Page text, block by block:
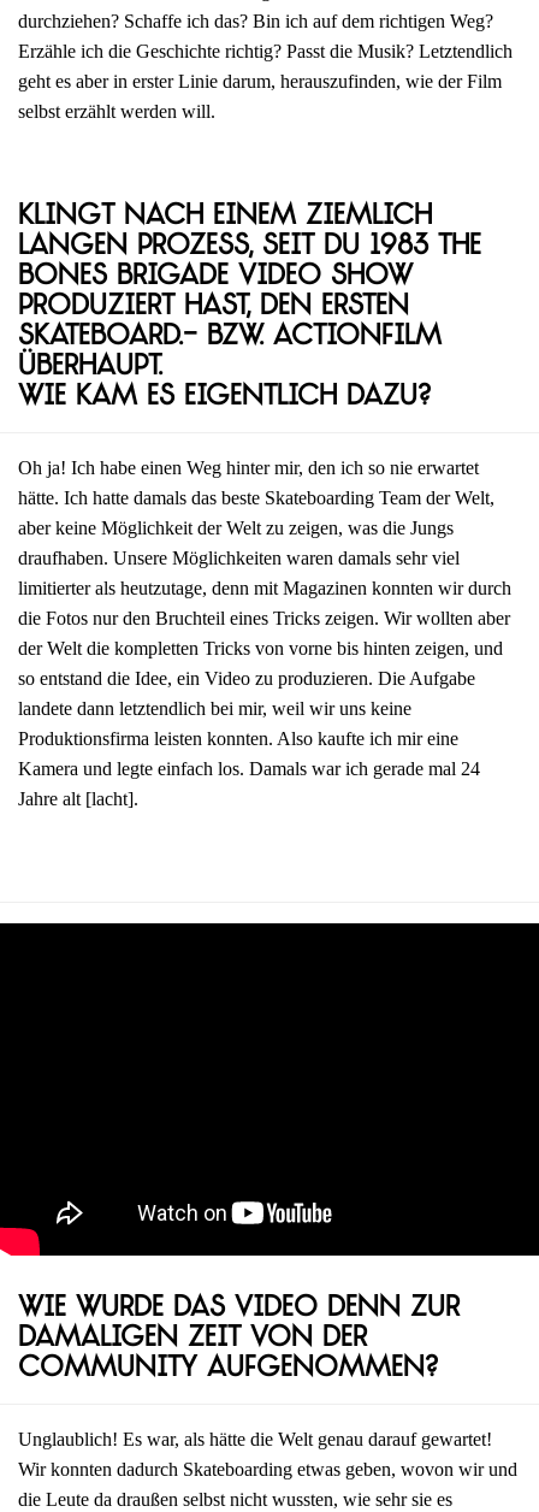
durchziehen? Schaffe ich das? Bin ich auf dem richtigen Weg?
Erzähle ich die Geschichte richtig? Passt die Musik? Letztendlich
geht es aber in erster Linie darum, herauszufinden, wie der Film
selbst erzählt werden will.
Klingt nach einem ziemlich
langen Prozess, seit du 1983 The
Bones Brigade Video Show
produziert hast, den ersten
Skateboard.- bzw. Actionfilm
überhaupt.
Wie kam es eigentlich dazu?
Oh ja! Ich habe einen Weg hinter mir, den ich so nie erwartet
hätte. Ich hatte damals das beste Skateboarding Team der Welt,
aber keine Möglichkeit der Welt zu zeigen, was die Jungs
draufhaben. Unsere Möglichkeiten waren damals sehr viel
limitierter als heutzutage, denn mit Magazinen konnten wir durch
die Fotos nur den Bruchteil eines Tricks zeigen. Wir wollten aber
der Welt die kompletten Tricks von vorne bis hinten zeigen, und
so entstand die Idee, ein Video zu produzieren. Die Aufgabe
landete dann letztendlich bei mir, weil wir uns keine
Produktionsfirma leisten konnten. Also kaufte ich mir eine
Kamera und legte einfach los. Damals war ich gerade mal 24
Jahre alt [lacht].
Wie wurde das Video denn zur
damaligen Zeit von der
Community aufgenommen?
Unglaublich! Es war, als hätte die Welt genau darauf gewartet!
Wir konnten dadurch Skateboarding etwas geben, wovon wir und
die Leute da draußen selbst nicht wussten, wie sehr sie es